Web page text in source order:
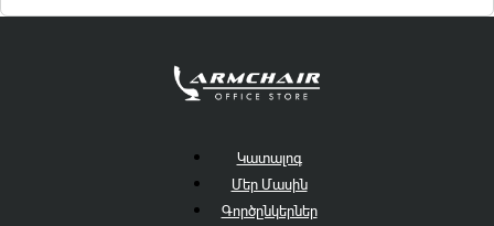
Կատալոգ
Մեր Մասին
Գործընկերներ